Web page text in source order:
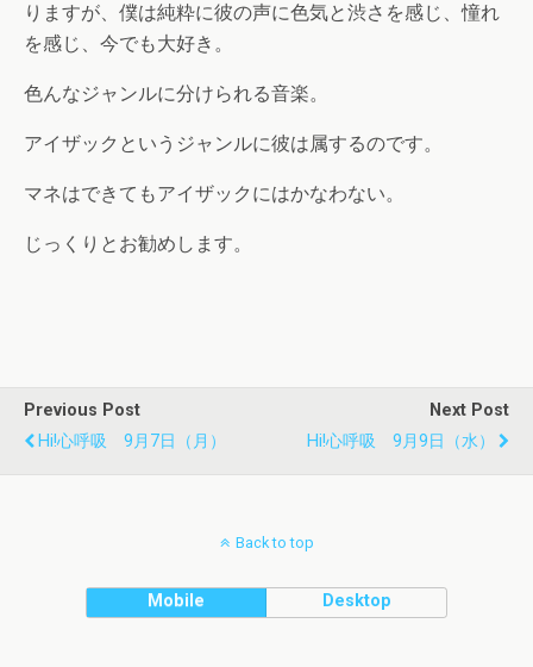
りますが、僕は純粋に彼の声に色気と渋さを感じ、憧れ
を感じ、今でも大好き。
色んなジャンルに分けられる音楽。
アイザックというジャンルに彼は属するのです。
マネはできてもアイザックにはかなわない。
じっくりとお勧めします。
Previous Post
Hi!心呼吸 9月7日（月）
Next Post
Hi!心呼吸 9月9日（水）
Back to top
Mobile Desktop